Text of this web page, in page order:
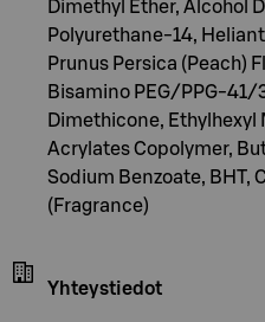
Dimethyl Ether, Alcohol
Polyurethane-14,
Prunus Persica (Peach)
Bisamino PEG/PPG-41/
Dimethicone,
Acrylates Copolymer,
Sodium Benzoate, BHT,
(Fragrance)
Yhteystiedot